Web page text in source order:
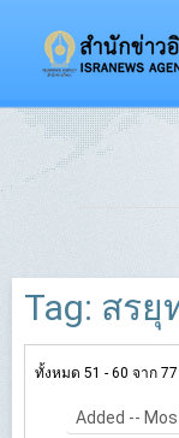
Tag: สร
ทั้งหมด 51 - 60 จาก 77